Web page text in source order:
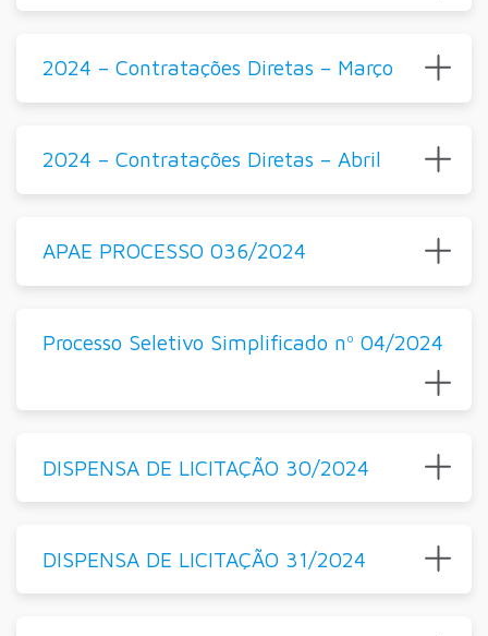
2024 – Contratações Diretas – Março
2024 – Contratações Diretas – Abril
APAE PROCESSO 036/2024
Processo Seletivo Simplificado nº 04/2024
DISPENSA DE LICITAÇÃO 30/2024
DISPENSA DE LICITAÇÃO 31/2024